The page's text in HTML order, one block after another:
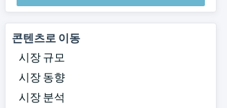
콘텐츠로 이동
시장 규모
시장 동향
시장 분석